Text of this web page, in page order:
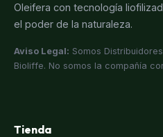
Oleifera con tecnología
el poder de la naturaleza.
Aviso Legal: Somos
Bioliffe. No somos la compañía
Tienda